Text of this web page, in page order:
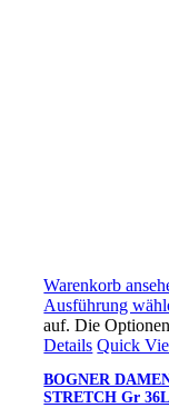
Warenkorb
Ausführung
auf. Die
Details Quick
BOGNER
STRETCH Gr